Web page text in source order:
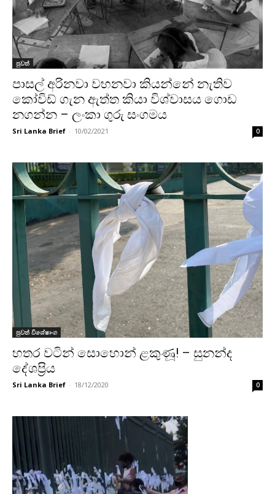
පුවත්
පාසල් අරිනවා වහනවා කියන්නේ නැතිව
කෝවිඩ් ගැන ඇත්ත කියා විශ්වාසය ගොඩ
නගන්න – ලංකා ගුරු සංගමය
Sri Lanka Brief - 10/02/2021 0
පුවත් විශේෂාංග
හතර වටින් සොහොන් ළකුණූ! – සුනන්ද
දේශප්‍රිය
Sri Lanka Brief - 18/12/2020 0